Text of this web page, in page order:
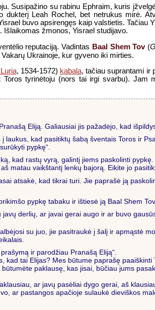
Susipažino su rabinu Ephraim, kuris
Leah Rochel, bet netrukus mirė.
buvo apsirengęs kaip valstietis. Tačiau
žmonos, Yisrael studijavo.
reputaciją. Vadintas Baal Shem Tov(
Ukrainoje, kur gyveno iki mirties.
, 1534-1572) kabala, tačiau suprantami ir
tyrinėtoju (nors tai irgi svarbu). Jam
Eliją. Galiausiai jis pažadėjo, kad
laukus, kad pasitiktų šabą šventais Toros ir
pypkę“.
kad rastų vyrą, galintį jiems paskolinti
matau vaikštantį lenkų bajorą. Eikite jo
atsakė, kad tikrai turi. Jie paprašė ją
pypkę tabaku ir ištiesė ją Baal Shem
derlių, ar javai gerai augo ir ar buvo
su juo, jie pasitraukė į šalį ir apmąstė
ir parodžiau Pranašą Eliją“.
kad tai Elijas? Mes būtume paprašę paaiškinti
paklausę, kas jisai, būčiau jums
ar javų pasėliai dygo gerai, aš
ar pastangos apačioje sulaukė dieviškos